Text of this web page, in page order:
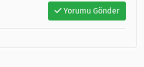
Yorumu Gönder